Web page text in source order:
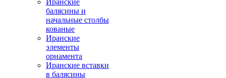
Иранские
балясины и
начальные столбы
кованые
Иранские
элементы
орнамента
Иранские вставки
в балясины